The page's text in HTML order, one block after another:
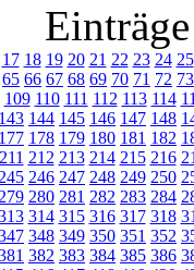
17 18 19 20 21 22 23 24 25
65 66 67 68 69 70 71 72 73
109 110 111 112 113 114
143 144 145 146 147 148
177 178 179 180 181 182
211 212 213 214 215 216
245 246 247 248 249 250
279 280 281 282 283 284
314 315 316 317 318
348 349 350 351 352
382 383 384 385 386